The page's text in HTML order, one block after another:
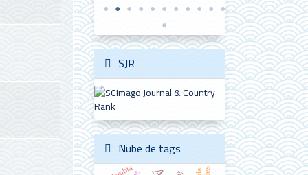
SJR
Nube de tags